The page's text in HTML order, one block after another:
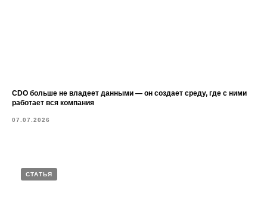
CDO больше не владеет данными — он создает среду, где с ними
работает вся компания
07.07.2026
СТАТЬЯ